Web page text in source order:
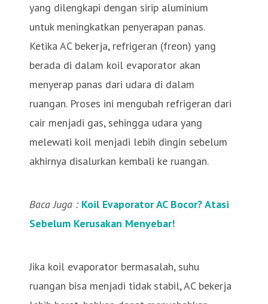
yang dilengkapi dengan sirip aluminium
untuk meningkatkan penyerapan panas.
Ketika AC bekerja, refrigeran (freon) yang
berada di dalam koil evaporator akan
menyerap panas dari udara di dalam
ruangan. Proses ini mengubah refrigeran dari
cair menjadi gas, sehingga udara yang
melewati koil menjadi lebih dingin sebelum
akhirnya disalurkan kembali ke ruangan.
Baca Juga : Koil Evaporator AC Bocor? Atasi
Sebelum Kerusakan Menyebar!
Jika koil evaporator bermasalah, suhu
ruangan bisa menjadi tidak stabil, AC bekerja